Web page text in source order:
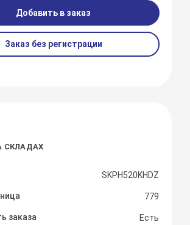
Добавить в заказ
Заказ без регистрации
СКЛАДАХ
SKPH520KHDZ
779
заказа Есть